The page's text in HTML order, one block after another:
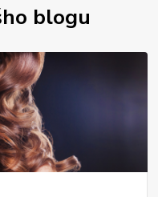
blogu